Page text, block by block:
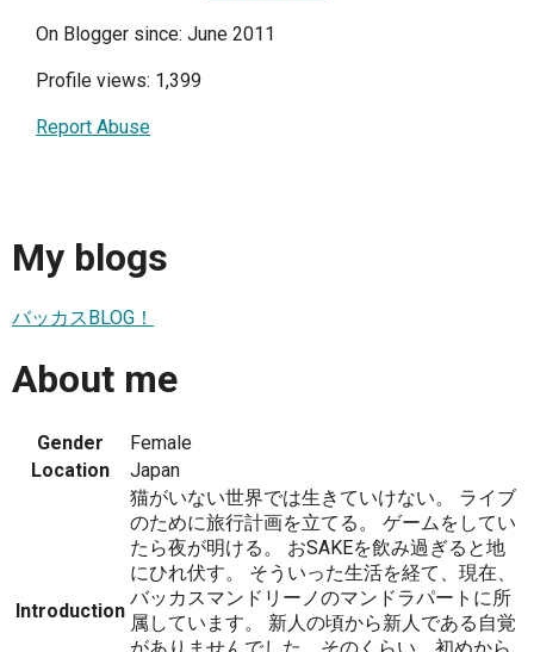
On Blogger since: June 2011
Profile views: 1,399
Report Abuse
My blogs
バッカスBLOG！
About me
Gender
Female
Location
Japan
Introduction
猫がいない世界では生きていけない。 ライブ
のために旅行計画を立てる。 ゲームをしてい
たら夜が明ける。 おSAKEを飲み過ぎると地
にひれ伏す。 そういった生活を経て、現在、
バッカスマンドリーノのマンドラパートに所
属しています。 新人の頃から新人である自覚